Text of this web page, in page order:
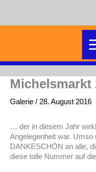
springen
Michelsmarkt
Galerie / 28. August 2016
… der in diesem Jahr
Angelegenheit war.
DANKESCHÖN an alle,
diese tolle Nummer auf